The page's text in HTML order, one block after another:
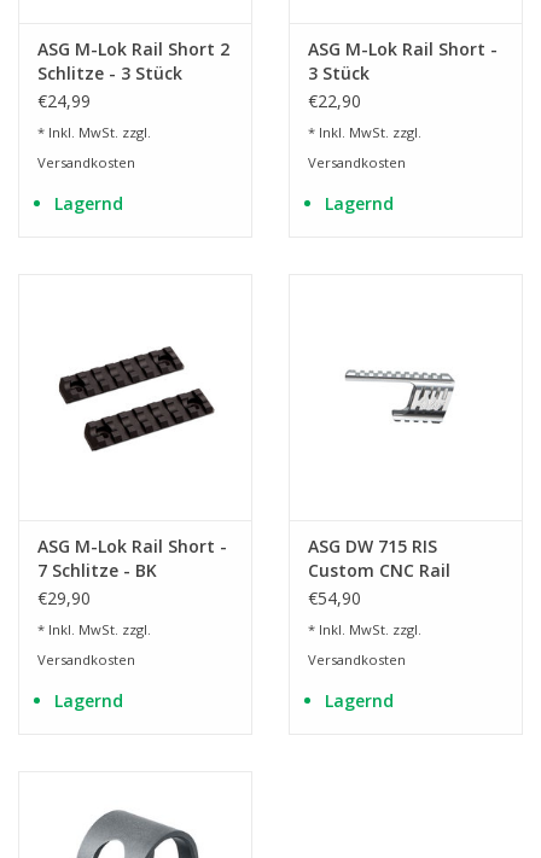
ASG M-Lok Rail Short 2
Schlitze - 3 Stück
€24,99
* Inkl. MwSt. zzgl.
Versandkosten
Lagernd
ASG M-Lok Rail Short -
3 Stück
€22,90
* Inkl. MwSt. zzgl.
Versandkosten
Lagernd
ASG M-Lok Rail Short -
7 Schlitze - BK
€29,90
* Inkl. MwSt. zzgl.
Versandkosten
Lagernd
ASG DW 715 RIS
Custom CNC Rail
Mount - Silber
€54,90
* Inkl. MwSt. zzgl.
Versandkosten
Lagernd